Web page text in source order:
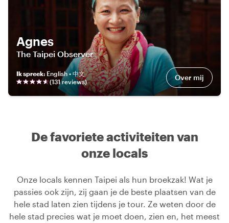
Agnes
The Taipei Observer
Ik spreek: English • 中文
(131reviews) Over mij
De favoriete activiteiten van
onze locals
Onze locals kennen Taipei als hun broekzak! Wat je
passies ook zijn, zij gaan je de beste plaatsen van de
hele stad laten zien tijdens je tour. Ze weten door de
hele stad precies wat je moet doen, zien en, het meest